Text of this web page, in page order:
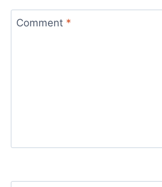
Comment *